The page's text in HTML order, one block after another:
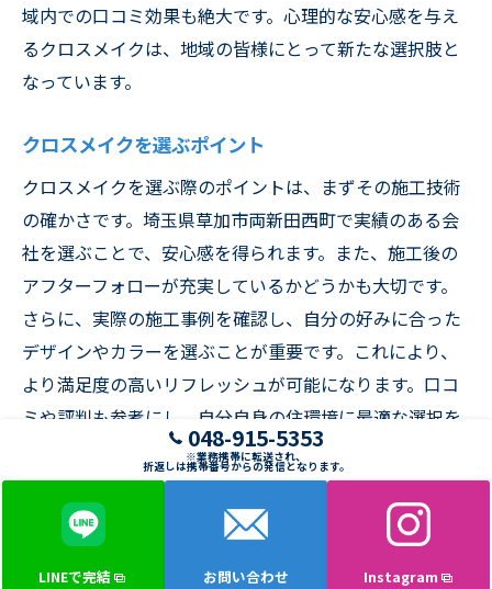
域内での口コミ効果も絶大です。心理的な安心感を与え
るクロスメイクは、地域の皆様にとって新たな選択肢と
なっています。
クロスメイクを選ぶポイント
クロスメイクを選ぶ際のポイントは、まずその施工技術
の確かさです。埼玉県草加市両新田西町で実績のある会
社を選ぶことで、安心感を得られます。また、施工後の
アフターフォローが充実しているかどうかも大切です。
さらに、実際の施工事例を確認し、自分の好みに合った
デザインやカラーを選ぶことが重要です。これにより、
より満足度の高いリフレッシュが可能になります。口コ
ミや評判も参考にし、自分自身の住環境に最適な選択を
することで、日常生活をより快適にすることができま
す。埼玉県草加市でのクロスメイクは、まさに新しい空
間作りのパートナーです。
048-915-5353
※業務携帯に転送され、
折返しは携帯番号からの発信となります。
LINEで完結 お問い合わせ Instagram